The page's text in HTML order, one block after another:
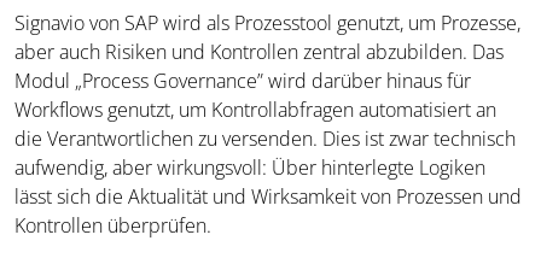
Signavio von SAP wird als Prozesstool genutzt, um Prozesse,
aber auch Risiken und Kontrollen zentral abzubilden. Das
Modul „Process Governance” wird darüber hinaus für
Workflows genutzt, um Kontrollabfragen automatisiert an
die Verantwortlichen zu versenden. Dies ist zwar technisch
aufwendig, aber wirkungsvoll: Über hinterlegte Logiken
lässt sich die Aktualität und Wirksamkeit von Prozessen und
Kontrollen überprüfen.